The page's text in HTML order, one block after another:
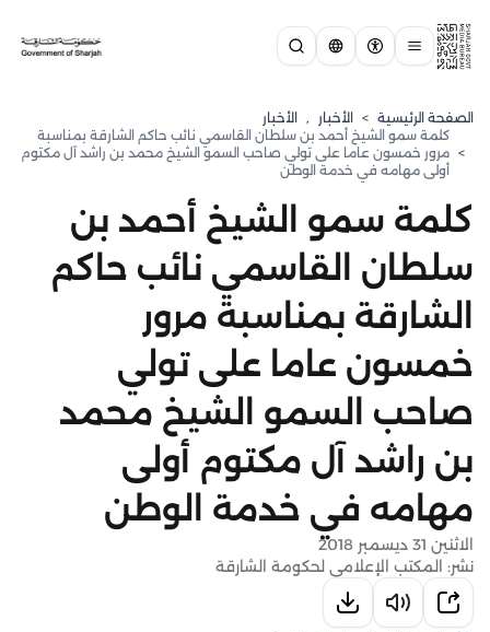
الصفحة الرئيسية > الأخبار , الأخبار
>
كلمة سمو الشيخ أحمد بن سلطان القاسمي نائب حاكم الشارقة بمناسبة
مرور خمسون عاما على تولي صاحب السمو الشيخ محمد بن راشد آل مكتوم
أولى مهامه في خدمة الوطن
كلمة سمو الشيخ أحمد بن
سلطان القاسمي نائب حاكم
الشارقة بمناسبة مرور
خمسون عاما على تولي
صاحب السمو الشيخ محمد
بن راشد آل مكتوم أولى
مهامه في خدمة الوطن
الاثنين 31 ديسمبر 2018
نشر: المكتب الإعلامي لحكومة الشارقة